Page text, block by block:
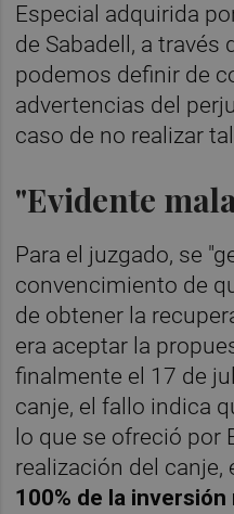
Especial adquirida
de Sabadell, a través
podemos definir de
advertencias del
caso de no realizar
"Evidente
Para el juzgado, se
convencimiento de
de obtener la
era aceptar la
finalmente el 17 de
canje, el fallo indica
lo que se ofreció por
realización del canje,
100% de la